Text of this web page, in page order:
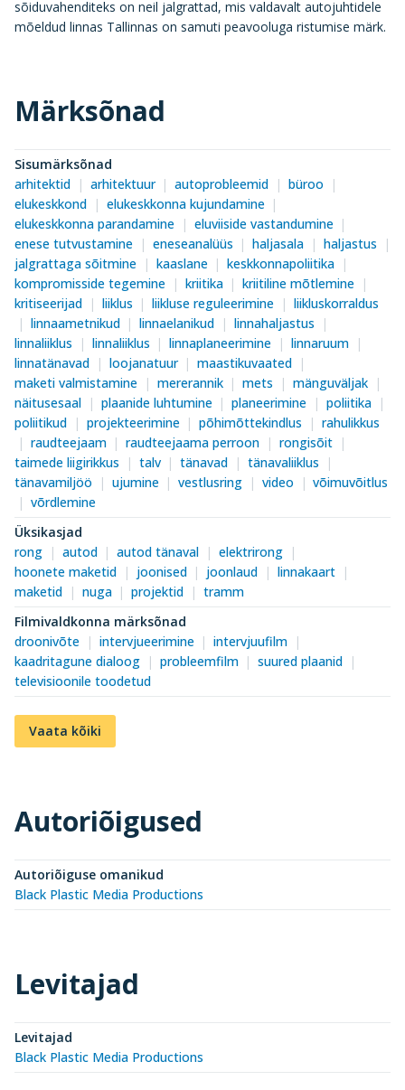
sõiduvahenditeks on neil jalgrattad, mis valdavalt autojuhtidele
mõeldud linnas Tallinnas on samuti peavooluga ristumise märk.
Märksõnad
Sisumärksõnad
arhitektid
arhitektuur autoprobleemid
büroo
elukeskkond
elukeskkonna kujundamine
elukeskkonna parandamine
eluviiside vastandumine
enese tutvustamine
eneseanalüüs haljasala
haljastus
jalgrattaga sõitmine
kaaslane
keskkonnapoliitika
kompromisside tegemine
kriitika
kriitiline mõtlemine
kritiseerijad
liiklus liikluse reguleerimine
liikluskorraldus
linnaametnikud
linnaelanikud
linnahaljastus
linnaliiklus
linnaliiklus linnaplaneerimine
linnaruum
linnatänavad
loojanatuur
maastikuvaated
maketi valmistamine
mererannik mets
mänguväljak
näitusesaal
plaanide luhtumine planeerimine
poliitika
poliitikud
projekteerimine põhimõttekindlus
rahulikkus
raudteejaam
raudteejaama perroon
rongisõit
taimede liigirikkus
talv tänavad
tänavaliiklus
tänavamiljöö
ujumine vestlusring video
võimuvõitlus
võrdlemine
Üksikasjad
rong
autod autod tänaval
elektrirong
hoonete maketid
joonised joonlaud
linnakaart
maketid
nuga projektid
tramm
Filmivaldkonna märksõnad
droonivõte
intervjueerimine
intervjuufilm
kaadritagune dialoog
probleemfilm
suured plaanid
televisioonile toodetud
Vaata kõiki
Autoriõigused
Autoriõiguse omanikud
Black Plastic Media Productions
Levitajad
Levitajad
Black Plastic Media Productions